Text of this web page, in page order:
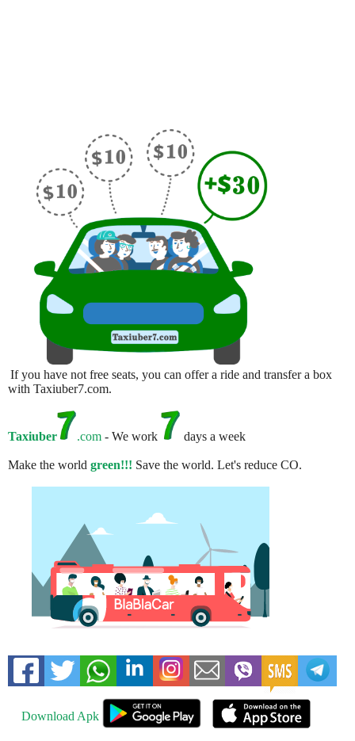
If you have not free seats, you can offer a ride and transfer a box
with Taxiuber7.com.
Taxiuber .com - We work days a week
Make the world green!!! Save the world. Let's reduce CO.
Download Apk